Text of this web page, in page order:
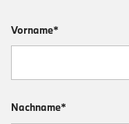
Vorname*
Nachname*